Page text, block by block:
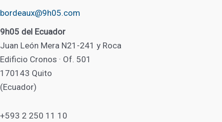
bordeaux@9h05.com
9h05 del Ecuador
Juan León Mera N21-241 y Roca
Edificio Cronos · Of. 501
170143 Quito
(Ecuador)
+593 2 250 11 10